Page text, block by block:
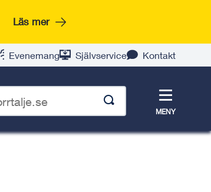
Läs mer
Evenemang Självservice Kontakt
Meny
MENY